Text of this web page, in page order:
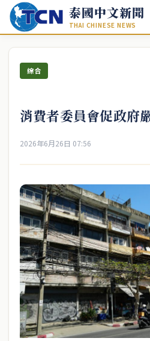
泰國中文新聞
THAI CHINESE NEWS
綜合
消費者委員會促政府
2026年6月26日 07:56